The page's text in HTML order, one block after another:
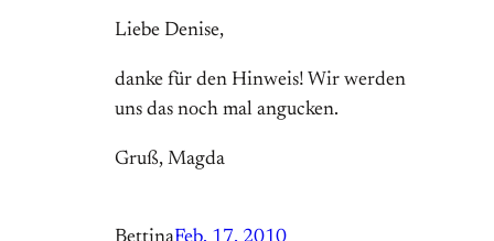
Liebe Denise,
danke für den Hinweis! Wir werden
uns das noch mal angucken.
Gruß, Magda